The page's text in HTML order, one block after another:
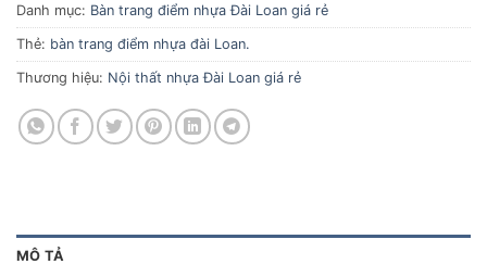
Danh mục: Bàn trang điểm nhựa Đài Loan giá rẻ
Thẻ: bàn trang điểm nhựa đài Loan.
Thương hiệu: Nội thất nhựa Đài Loan giá rẻ
MÔ TẢ